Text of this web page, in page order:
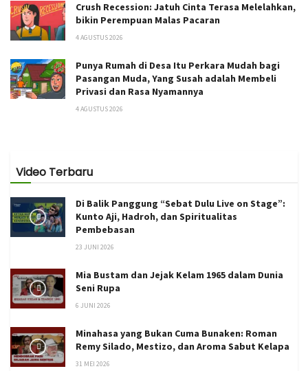
Crush Recession: Jatuh Cinta Terasa Melelahkan,
bikin Perempuan Malas Pacaran
4 AGUSTUS 2026
Punya Rumah di Desa Itu Perkara Mudah bagi
Pasangan Muda, Yang Susah adalah Membeli
Privasi dan Rasa Nyamannya
4 AGUSTUS 2026
Video Terbaru
Di Balik Panggung “Sebat Dulu Live on Stage”:
Kunto Aji, Hadroh, dan Spiritualitas
Pembebasan
23 JUNI 2026
Mia Bustam dan Jejak Kelam 1965 dalam Dunia
Seni Rupa
6 JUNI 2026
Minahasa yang Bukan Cuma Bunaken: Roman
Remy Silado, Mestizo, dan Aroma Sabut Kelapa
31 MEI 2026